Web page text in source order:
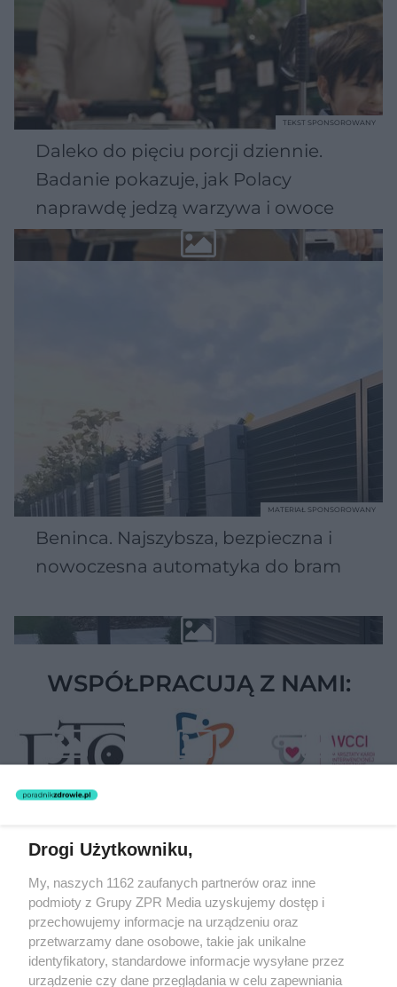
Daleko do pięciu porcji dziennie.
Badanie pokazuje, jak Polacy
naprawdę jedzą warzywa i owoce
TEKST SPONSOROWANY
Beninca. Najszybsza, bezpieczna i
nowoczesna automatyka do bram
MATERIAŁ SPONSOROWANY
WSPÓŁPRACUJĄ Z NAMI:
rozpowszechniany lub dalej rozpowszechniany w jakikolwiek sposób
(w tym także elektroniczny lub mechaniczny) na jakimkolwiek polu
eksploatacji w jakiejkolwiek formie, włącznie z umieszczaniem w
Internecie bez pisemnej zgody właściciela praw. Jakiekolwiek użycie
lub wykorzystanie utworów w całości lub w części z naruszeniem
prawa, tzn. bez właściwej zgody, jest zabronione pod groźbą kary i
może być ścigane prawnie.
Drogi Użytkowniku,
My, naszych 1162 zaufanych partnerów oraz inne
podmioty z Grupy ZPR Media uzyskujemy dostęp i
przechowujemy informacje na urządzeniu oraz
przetwarzamy dane osobowe, takie jak unikalne
identyfikatory, standardowe informacje wysyłane przez
urządzenie czy dane przeglądania w celu zapewniania